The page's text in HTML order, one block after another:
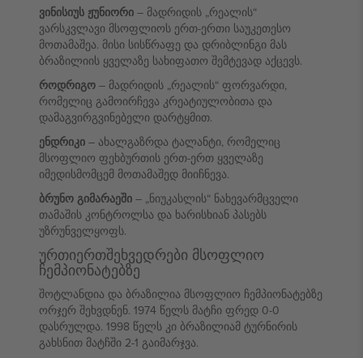
ვინისიუს ჟუნიორი – მადრიდის „რეალის“
ვარსკვლავი მსოფლიოს ერთ-ერთი საუკეთესო
მოთამაშეა. მისი სისწრაფე და დრიბლინგი მას
ბრაზილიის ყველაზე სახიფათო შემტევად აქცევს.
როდრიგო – მადრიდის „რეალის“ ფორვარდი,
რომელიც გამოირჩევა კრეატიულობითა და
დამაგვირგვინებელი დარტყმით.
ენდრიკი – ახალგაზრდა ტალანტი, რომელიც
მსოფლიო ფეხბურთის ერთ-ერთ ყველაზე
იმედისმომცემ მოთამაშედ მიიჩნევა.
ბრუნო გიმარაეში – „ნიუკასლის“ ნახევარმცველი
თამაშის კონტროლსა და ხარისხიან პასებს
უზრუნველყოფს.
ურთიერთშეხვედრები მსოფლიო
ჩემპიონატებზე
შოტლანდია და ბრაზილია მსოფლიო ჩემპიონატებზე
ორჯერ შეხვდნენ. 1974 წელს მატჩი ფრედ 0-0
დასრულდა. 1998 წელს კი ბრაზილიამ ტურნირის
გახსნით მატჩში 2-1 გაიმარჯვა.